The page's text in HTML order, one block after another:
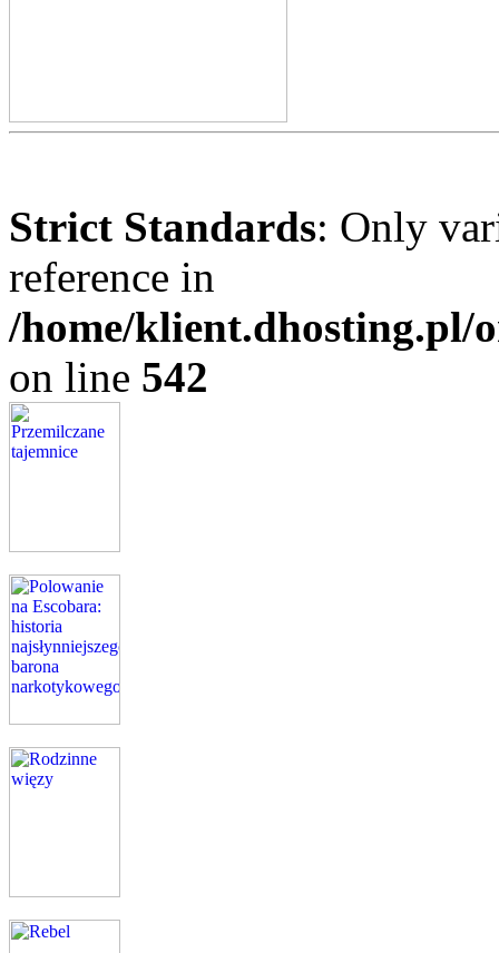
Strict Standards: Only
reference in
/home/klient.dhosting.pl/
on line 542